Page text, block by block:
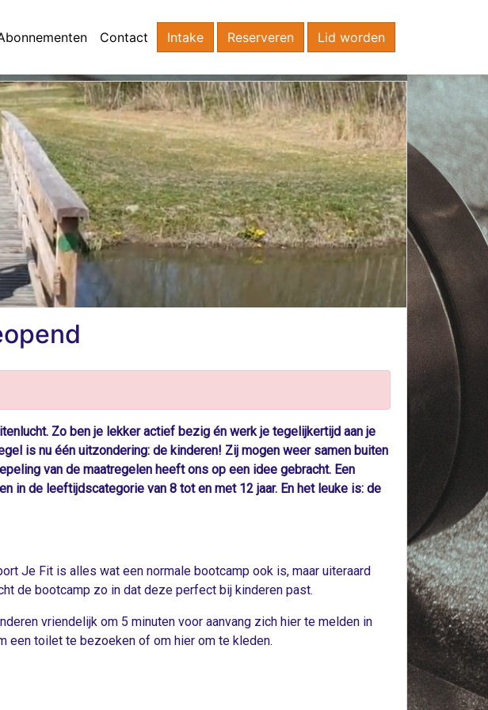
Contact Intake Reserveren Lid worden
Zo ben je lekker actief bezig én werk je tegelijkertijd aan je
is nu één uitzondering: de kinderen! Zij mogen weer samen buiten
van de maatregelen heeft ons op een idee gebracht. Een
in de leeftijdscategorie van 8 tot en met 12 jaar. En het leuke is: de
Je Fit is alles wat een normale bootcamp ook is, maar uiteraard
de bootcamp zo in dat deze perfect bij kinderen past.
vriendelijk om 5 minuten voor aanvang zich hier te melden in
een toilet te bezoeken of om hier om te kleden.